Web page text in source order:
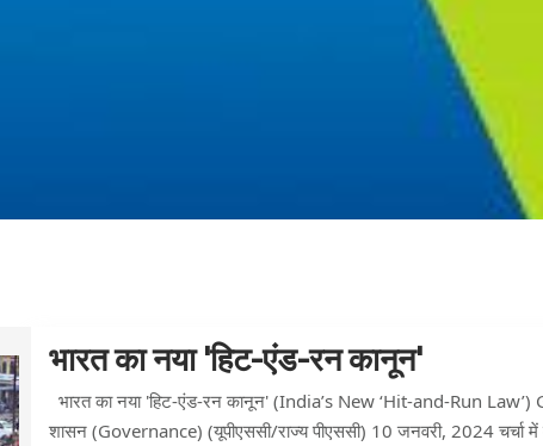
भारत का नया 'हिट-एंड-रन कानून'
भारत का नया 'हिट-एंड-रन कानून' (India’s New ‘Hit-and-Run Law’)
शासन (Governance) (यूपीएससी/राज्य पीएससी) 10 जनवरी, 2024 चर्चा में